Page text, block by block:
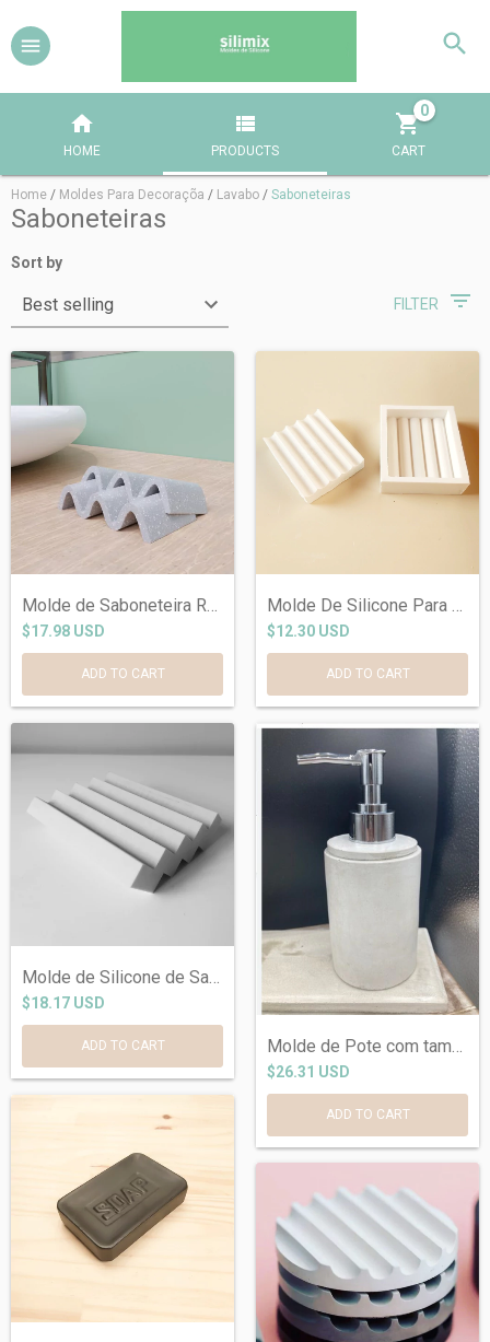
HOME PRODUCTS CART
0
Home / Moldes Para Decoraçõa / Lavabo / Saboneteiras
Saboneteiras
Sort by
FILTER
Molde de Saboneteira Ref 1146
$17.98 USD
Molde De Silicone Para Saboneteira Ref 8...
$12.30 USD
Molde de Silicone de Saboneteira ou Base...
$18.17 USD
$26.31 USD